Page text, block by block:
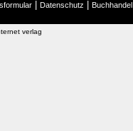
Datenschutz Buchhandel
verlag